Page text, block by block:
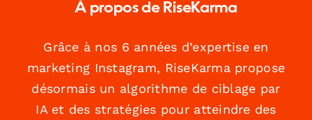
À propos de RiseKarma
Grâce à nos 6 années d’expertise en
marketing Instagram, RiseKarma propose
désormais un algorithme de ciblage par
IA et des stratégies pour atteindre des